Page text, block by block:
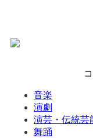
音楽
演劇
演芸・伝統芸
舞踊